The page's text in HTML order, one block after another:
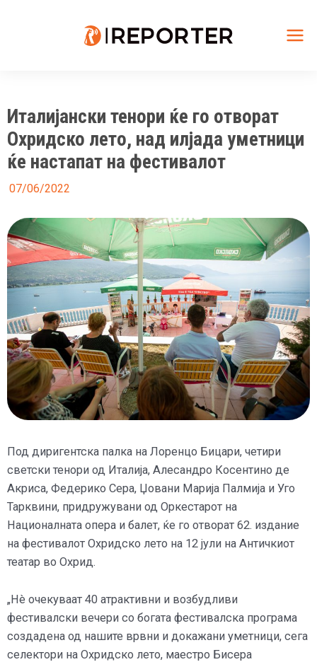
Италијански тенори ќе гo отворат
Охридско лето, над илјада уметници
ќе настапат на фестивалот
07/06/2022
Под диригентска палка на Лоренцо Бицари, четири
светски тенори од Италија, Алесандро Косентино де
Акриса, Федерико Сера, Џовани Марија Палмија и Уго
Тарквини, придружувани од Оркестарот на
Националната опера и балет, ќе го отворат 62. издание
на фестивалот Охридско лето на 12 јули на Античкиот
театар во Охрид.
„Нè очекуваат 40 атрактивни и возбудливи
фестивалски вечери со богата фестивалска програма
создадена од нашите врвни и докажани уметници, сега
селектори на Охридско лето, маестро Бисера